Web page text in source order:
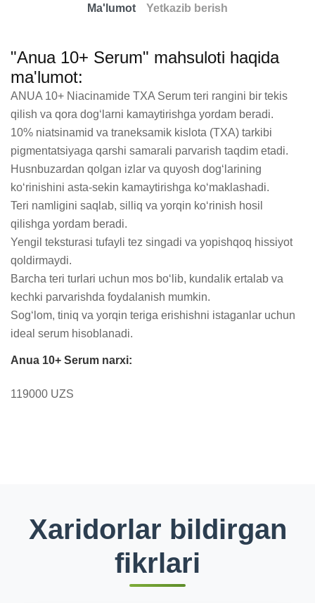
Ma'lumot Yetkazib berish
"Anua 10+ Serum" mahsuloti haqida
ma'lumot:
ANUA 10+ Niacinamide TXA Serum teri rangini bir tekis
qilish va qora dog‘larni kamaytirishga yordam beradi.
10% niatsinamid va traneksamik kislota (TXA) tarkibi
pigmentatsiyaga qarshi samarali parvarish taqdim etadi.
Husnbuzardan qolgan izlar va quyosh dog‘larining
ko‘rinishini asta-sekin kamaytirishga ko‘maklashadi.
Teri namligini saqlab, silliq va yorqin ko‘rinish hosil
qilishga yordam beradi.
Yengil teksturasi tufayli tez singadi va yopishqoq hissiyot
qoldirmaydi.
Barcha teri turlari uchun mos bo‘lib, kundalik ertalab va
kechki parvarishda foydalanish mumkin.
Sog‘lom, tiniq va yorqin teriga erishishni istaganlar uchun
ideal serum hisoblanadi.
Anua 10+ Serum narxi:
119000 UZS
Xaridorlar bildirgan
fikrlari